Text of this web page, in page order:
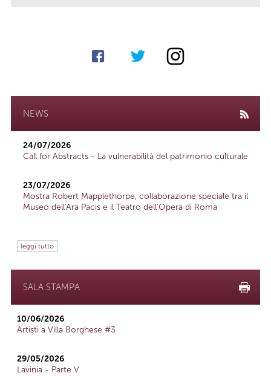
NEWS
24/07/2026
Call for Abstracts - La vulnerabilità del patrimonio culturale
23/07/2026
Mostra Robert Mapplethorpe, collaborazione speciale tra il
Museo dell'Ara Pacis e il Teatro dell'Opera di Roma
leggi tutto
SALA STAMPA
10/06/2026
Artisti a Villa Borghese #3
29/05/2026
Lavinia - Parte V